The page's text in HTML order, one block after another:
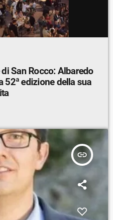
San Rocco: Albaredo
52ª edizione della sua
insert_link